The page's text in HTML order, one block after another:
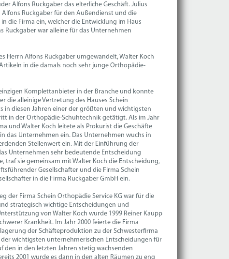
Alfons Ruckgaber das elterliche Geschäft. Julius
Ruckgaber für den Außendienst und die
die Firma ein, welcher die Entwicklung im Haus
Ruckgaber war alleine für das Unternehmen
Herrn Alfons Ruckgaber umgewandelt, Walter Koch
in die damals noch sehr junge Orthopädie-
Komplettanbieter in der Branche und konnte
die alleinige Vertretung des Hauses Schein
in diesen Jahren einer der größten und wichtigsten
in der Orthopädie-Schuhtechnik getätigt. Als im Jahr
und Walter Koch leitete als Prokurist die Geschäfte
das Unternehmen ein. Das Unternehmen wuchs in
Stellenwert ein. Mit der Einführung der
Unternehmen sehr bedeutende Entscheidung
traf sie gemeinsam mit Walter Koch die Entscheidung,
Gesellschafter und die Firma Schein
in die Firma Ruckgaber GmbH ein.
der Firma Schein Orthopädie Service KG war für die
strategisch wichtige Entscheidungen und
von Walter Koch wurde 1999 Reiner Kaupp
Krankheit. Im Jahr 2000 feierte die Firma
der Schäfteproduktion zu der Schwesterfirma
wichtigsten unternehmerischen Entscheidungen für
den in den letzten Jahren stetig wachsenden
2001 wurde es dann in den alten Räumen zu eng